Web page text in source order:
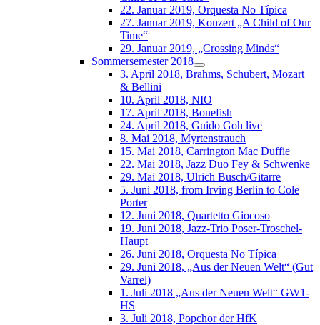
22. Januar 2019, Orquesta No Típica
27. Januar 2019, Konzert „A Child of Our
Time“
29. Januar 2019, „Crossing Minds“
Sommersemester 2018
3. April 2018, Brahms, Schubert, Mozart
& Bellini
10. April 2018, NIO
17. April 2018, Bonefish
24. April 2018, Guido Goh live
8. Mai 2018, Myrtenstrauch
15. Mai 2018, Carrington Mac Duffie
22. Mai 2018, Jazz Duo Fey & Schwenke
29. Mai 2018, Ulrich Busch/Gitarre
5. Juni 2018, from Irving Berlin to Cole
Porter
12. Juni 2018, Quartetto Giocoso
19. Juni 2018, Jazz-Trio Poser-Troschel-
Haupt
26. Juni 2018, Orquesta No Típica
29. Juni 2018, „Aus der Neuen Welt“ (Gut
Varrel)
1. Juli 2018 „Aus der Neuen Welt“ GW1-
HS
3. Juli 2018, Popchor der HfK